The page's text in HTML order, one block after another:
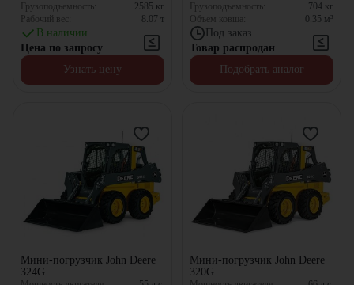
Грузоподъемность:
2585 кг
Рабочий вес:
8.07 т
В наличии
Цена по запросу
Узнать цену
Грузоподъемность:
704 кг
Объем ковша:
0.35 м³
Под заказ
Товар распродан
Подобрать аналог
Мини-погрузчик John Deere
324G
Мини-погрузчик John Deere
320G